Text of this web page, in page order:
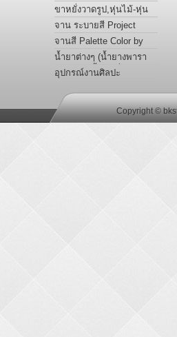
แบบ
ขาหยั่งวาดรูป,หุ่นไม้-หุ่น
มือ Project
จาน ระบายสี Project
จานสี Palette Color by
Project
น้ำยาต่างๆ (น้ำยางพารา
หล่อเเบบ,น้ำยาเชื่อม
พลาสติก อะครีลิค,น้ำมัน
ลินซีด)
อุปกรณ์งานศิลปะ
Copyright ©